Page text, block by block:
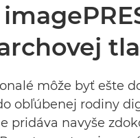
môže byť
obľúbenej rodiny
pridáva navyše